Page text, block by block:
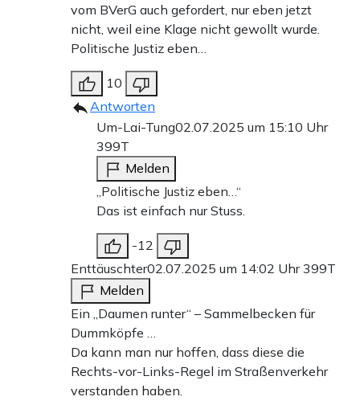
vom BVerG auch gefordert, nur eben jetzt
nicht, weil eine Klage nicht gewollt wurde.
Politische Justiz eben…
10
Antworten
Um-Lai-Tung02.07.2025 um 15:10 Uhr
399T
Melden
„Politische Justiz eben…“
Das ist einfach nur Stuss.
-12
Enttäuschter02.07.2025 um 14:02 Uhr399T
Melden
Ein „Daumen runter“ – Sammelbecken für
Dummköpfe …
Da kann man nur hoffen, dass diese die
Rechts-vor-Links-Regel im Straßenverkehr
verstanden haben.